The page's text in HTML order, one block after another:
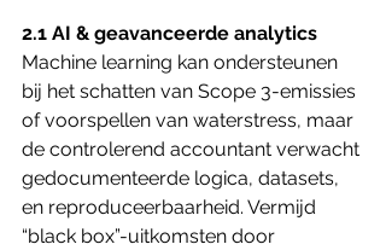
2.1 AI & geavanceerde analytics
Machine learning kan ondersteunen
bij het schatten van Scope 3-emissies
of voorspellen van waterstress, maar
de controlerend accountant verwacht
gedocumenteerde logica, datasets,
en reproduceerbaarheid. Vermijd
“black box”-uitkomsten door